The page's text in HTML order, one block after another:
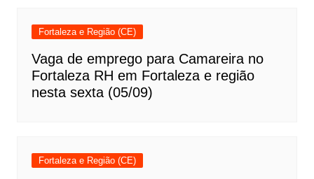
Fortaleza e Região (CE)
Vaga de emprego para Camareira no
Fortaleza RH em Fortaleza e região
nesta sexta (05/09)
Fortaleza e Região (CE)